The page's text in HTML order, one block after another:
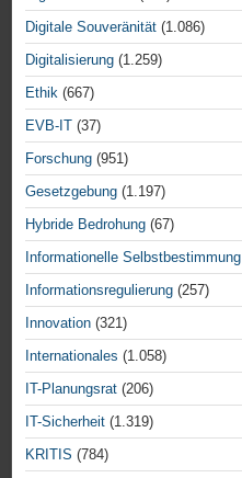
Digitale Souveränität (1.086)
Digitalisierung (1.259)
Ethik (667)
EVB-IT (37)
Forschung (951)
Gesetzgebung (1.197)
Hybride Bedrohung (67)
Informationelle Selbstbestimmung
Informationsregulierung (257)
Innovation (321)
Internationales (1.058)
IT-Planungsrat (206)
IT-Sicherheit (1.319)
KRITIS (784)